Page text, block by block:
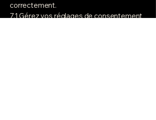
correctement.
7.1 Gérez vos réglages de consentement